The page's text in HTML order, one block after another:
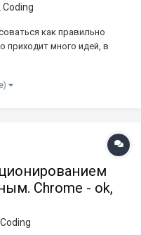
Coding
как правильно
приходит много идей, в
самым нормальным.
и opol полностью...
Chrome - ok,